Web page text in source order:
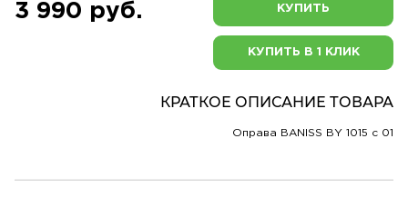
3 990 руб. КУПИТЬ
КУПИТЬ В 1 КЛИК
КРАТКОЕ ОПИСАНИЕ ТОВАРА
Оправа BANISS BY 1015 c 01